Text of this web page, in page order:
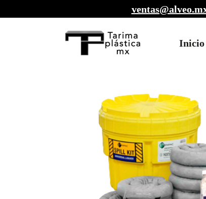
Inicio